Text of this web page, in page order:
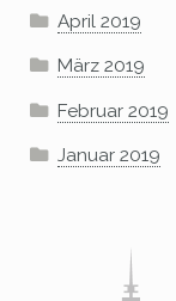
April 2019
März 2019
Februar 2019
Januar 2019